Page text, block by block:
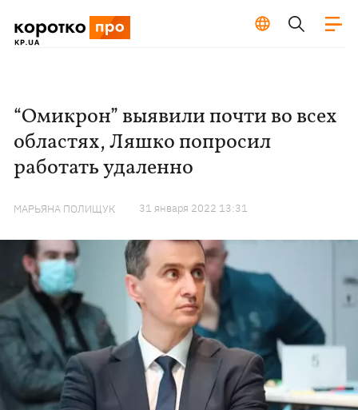
“Омикрон” выявили почти во всех
областях, Ляшко попросил
работать удаленно
МАРЬЯНА ПОЛИЩУК 31 января 2022 13:31